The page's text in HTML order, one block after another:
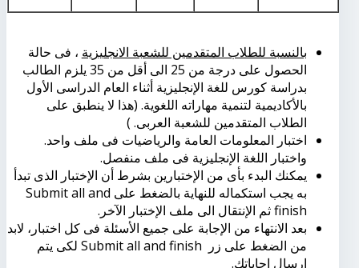
بالنسبة للطلاب المتقدمين للشعبة الانجليزية ، فى حالة
الحصول على درجة من 25 الى أقل من 35 يلزم الطالب
بدراسة كورس للغة الإنجليزية أثناء العام الدراسى الأول
بالأكاديمية لتنمية مهاراته اللغوية. (هذا لا ينطبق على
الطلاب المتقدمين للشعبة العربى. )
اختبار المعلومات العامة والرياضيات فى ملف واحد.
واختبار اللغة الإنجليزية فى ملف منفصل.
يمكنك البدء بأى من الإختبارين بشرط أن الإختبار الذى تبدأ
به يجب استكماله للنهاية بالضغط على Submit all and
finishثم الإنتقال الى ملف الإختبار الآخر.
بعد الانتهاء من الإجابة على جميع الأسئلة فى كل اختبار، لابد
من الضغط على زر Submit all and finish لكى يتم
ارسال اجاباتك.